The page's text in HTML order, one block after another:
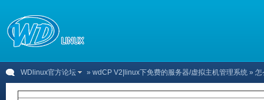
WDlinux官方论坛 » wdCP V2|linux下免费的服务器/虚拟主机管理系统 » 怎